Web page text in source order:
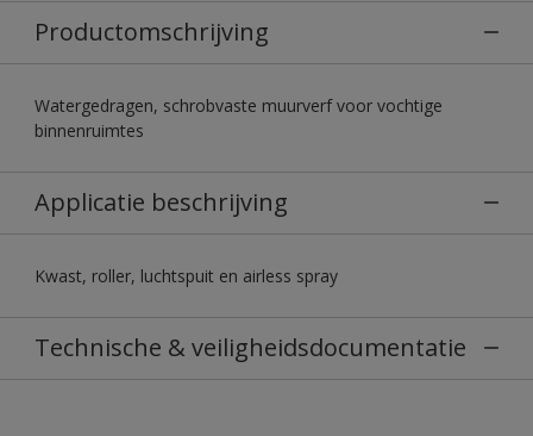
Productomschrijving
Watergedragen, schrobvaste muurverf voor vochtige
binnenruimtes
Applicatie beschrijving
Kwast, roller, luchtspuit en airless spray
Technische & veiligheidsdocumentatie